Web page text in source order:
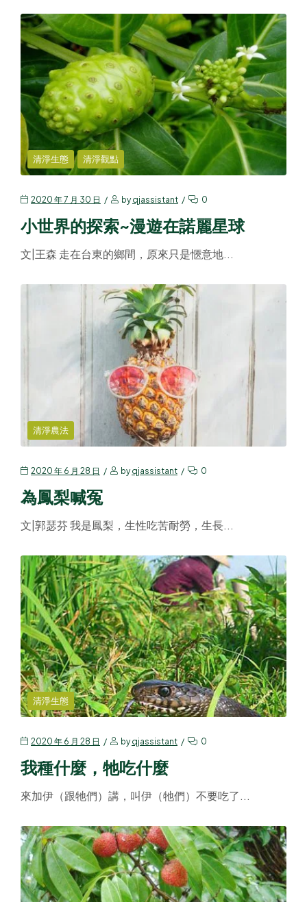
清淨生態 清淨觀點
2020 年 7 月 30 日 byqjassistant 0
小世界的探索~漫遊在諾麗星球
文|王森 走在台東的鄉間，原來只是愜意地...
清淨農法
2020 年 6 月 28 日 byqjassistant 0
為鳳梨喊冤
文|郭瑟芬 我是鳳梨，生性吃苦耐勞，生長...
清淨生態
2020 年 6 月 28 日 byqjassistant 0
我種什麼，牠吃什麼
來加伊（跟牠們）講，叫伊（牠們）不要吃了...